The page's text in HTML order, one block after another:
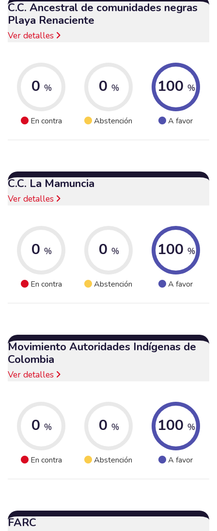
C.C. Ancestral de comunidades negras
Playa Renaciente
Ver detalles
0 %
En contra
0 %
Abstención
100 %
A favor
C.C. La Mamuncia
Ver detalles
0 %
En contra
0 %
Abstención
100 %
A favor
Movimiento Autoridades Indígenas de
Colombia
Ver detalles
0 %
En contra
0 %
Abstención
100 %
A favor
FARC